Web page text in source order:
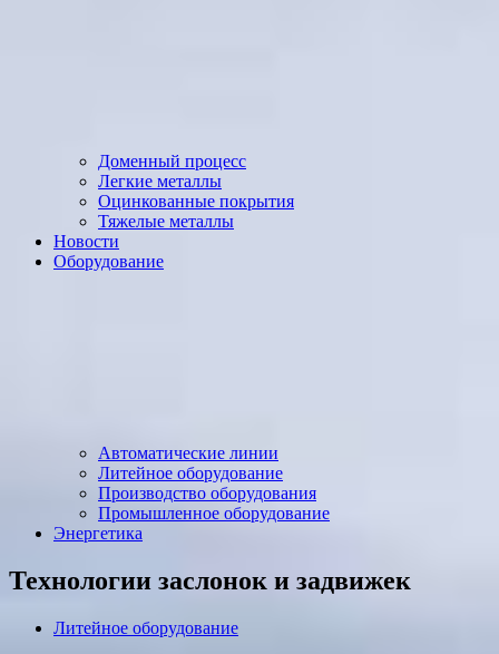
Доменный процесс
Легкие металлы
Оцинкованные покрытия
Тяжелые металлы
Новости
Оборудование
Автоматические линии
Литейное оборудование
Производство оборудования
Промышленное оборудование
Энергетика
Технологии заслонок и задвижек
Литейное оборудование